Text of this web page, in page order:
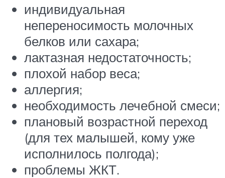
индивидуальная
непереносимость молочных
белков или сахара;
лактазная недостаточность;
плохой набор веса;
аллергия;
необходимость лечебной смеси;
плановый возрастной переход
(для тех малышей, кому уже
исполнилось полгода);
проблемы ЖКТ.